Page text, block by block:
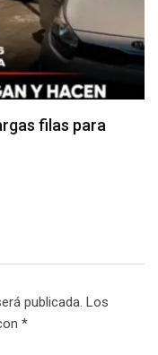
filas para
publicada. Los
*